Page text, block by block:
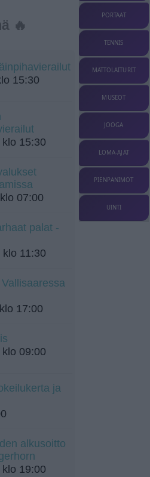
🔥
15:30
15:30
07:00
palat -
11:30
17:00
09:00
ja
alkusoitto
19:00
PORTAAT
TENNIS
MATTOLAITURIT
MUSEOT
JOOGA
LOMA-AJAT
PIENPANIMOT
UINTI